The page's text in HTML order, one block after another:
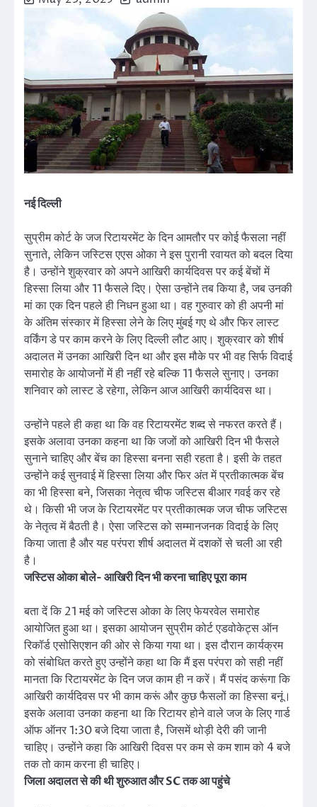
नई दिल्ली
सुप्रीम कोर्ट के जज रिटायरमेंट के दिन आमतौर पर कोई फैसला नहीं
सुनाते, लेकिन जस्टिस एएस ओका ने इस पुरानी रवायत को बदल दिया
है। उन्होंने शुक्रवार को अपने आखिरी कार्यदिवस पर कई बेंचों में
हिस्सा लिया और 11 फैसले दिए। ऐसा उन्होंने तब किया है, जब उनकी
मां का एक दिन पहले ही निधन हुआ था। वह गुरुवार को ही अपनी मां
के अंतिम संस्कार में हिस्सा लेने के लिए मुंबई गए थे और फिर लास्ट
वर्किंग डे पर काम करने के लिए दिल्ली लौट आए। शुक्रवार को शीर्ष
अदालत में उनका आखिरी दिन था और इस मौके पर भी वह सिर्फ विदाई
समारोह के आयोजनों में ही नहीं रहे बल्कि 11 फैसले सुनाए। उनका
शनिवार को लास्ट डे रहेगा, लेकिन आज आखिरी कार्यदिवस था।
उन्होंने पहले ही कहा था कि वह रिटायरमेंट शब्द से नफरत करते हैं।
इसके अलावा उनका कहना था कि जजों को आखिरी दिन भी फैसले
सुनाने चाहिए और बेंच का हिस्सा बनना सही रहता है। इसी के तहत
उन्होंने कई सुनवाई में हिस्सा लिया और फिर अंत में प्रतीकात्मक बेंच
का भी हिस्सा बने, जिसका नेतृत्व चीफ जस्टिस बीआर गवई कर रहे
थे। किसी भी जज के रिटायरमेंट पर प्रतीकात्मक जज चीफ जस्टिस
के नेतृत्व में बैठती है। ऐसा जस्टिस को सम्मानजनक विदाई के लिए
किया जाता है और यह परंपरा शीर्ष अदालत में दशकों से चली आ रही
है।
जस्टिस ओका बोले- आखिरी दिन भी करना चाहिए पूरा काम
बता दें कि 21 मई को जस्टिस ओका के लिए फेयरवेल समारोह
आयोजित हुआ था। इसका आयोजन सुप्रीम कोर्ट एडवोकेट्स ऑन
रिकॉर्ड एसोसिएशन की ओर से किया गया था। इस दौरान कार्यक्रम
को संबोधित करते हुए उन्होंने कहा था कि मैं इस परंपरा को सही नहीं
मानता कि रिटायरमेंट के दिन जज काम ही न करें। मैं पसंद करूंगा कि
आखिरी कार्यदिवस पर भी काम करूं और कुछ फैसलों का हिस्सा बनूं।
इसके अलावा उनका कहना था कि रिटायर होने वाले जज के लिए गार्ड
ऑफ ऑनर 1:30 बजे दिया जाता है, जिसमें थोड़ी देरी की जानी
चाहिए। उन्होंने कहा कि आखिरी दिवस पर कम से कम शाम को 4 बजे
तक तो काम करना ही चाहिए।
जिला अदालत से की थी शुरुआत और SC तक आ पहुंचे